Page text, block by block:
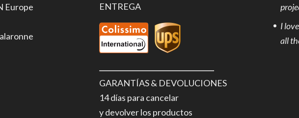
Europe
ENTREGA
GARANTÍAS & DEVOLUCIONES
14 días para cancelar
y devolver los productos
I
all